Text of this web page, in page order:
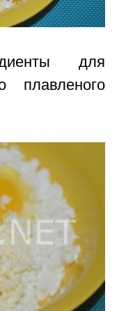
для
плавленого